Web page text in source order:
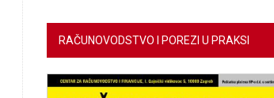
RAČUNOVODSTVO I POREZI U PRAKSI